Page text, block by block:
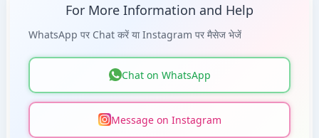
For More Information and Help
WhatsApp पर Chat करें या Instagram पर मैसेज भेजें
Chat on WhatsApp
Message on Instagram